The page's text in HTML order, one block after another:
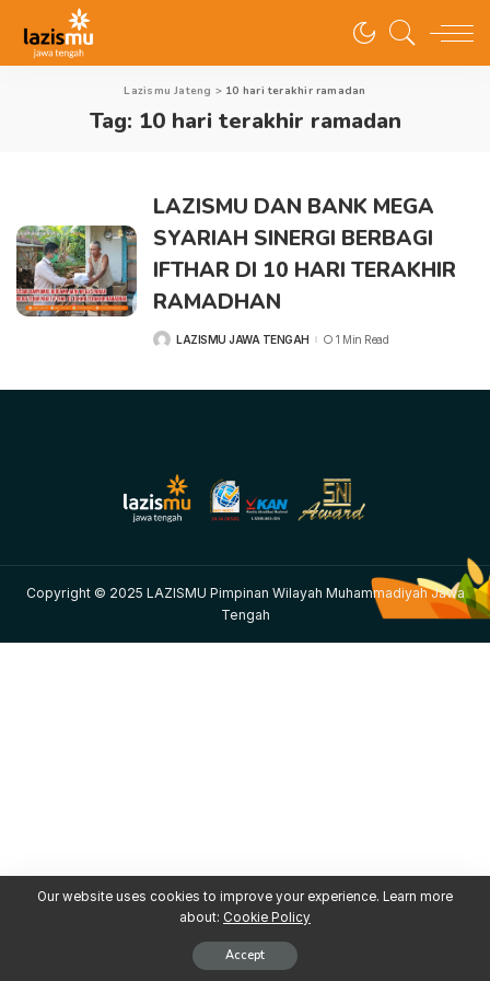
Lazismu Jateng > 10 hari terakhir ramadan
Tag: 10 hari terakhir ramadan
LAZISMU DAN BANK MEGA
SYARIAH SINERGI BERBAGI
IFTHAR DI 10 HARI TERAKHIR
RAMADHAN
LAZISMU JAWA TENGAH 1 Min Read
Copyright © 2025 LAZISMU Pimpinan Wilayah Muhammadiyah Jawa
Tengah
Our website uses cookies to improve your experience. Learn more
about: Cookie Policy
Accept